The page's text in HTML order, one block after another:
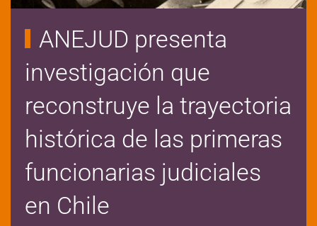
ANEJUD presenta
investigación que
reconstruye la trayectoria
histórica de las primeras
funcionarias judiciales
en Chile